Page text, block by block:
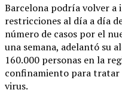
Barcelona podría volver a
restricciones al día a día
número de casos por el
una semana, adelantó su
160.000 personas en la
confinamiento para tratar
virus.